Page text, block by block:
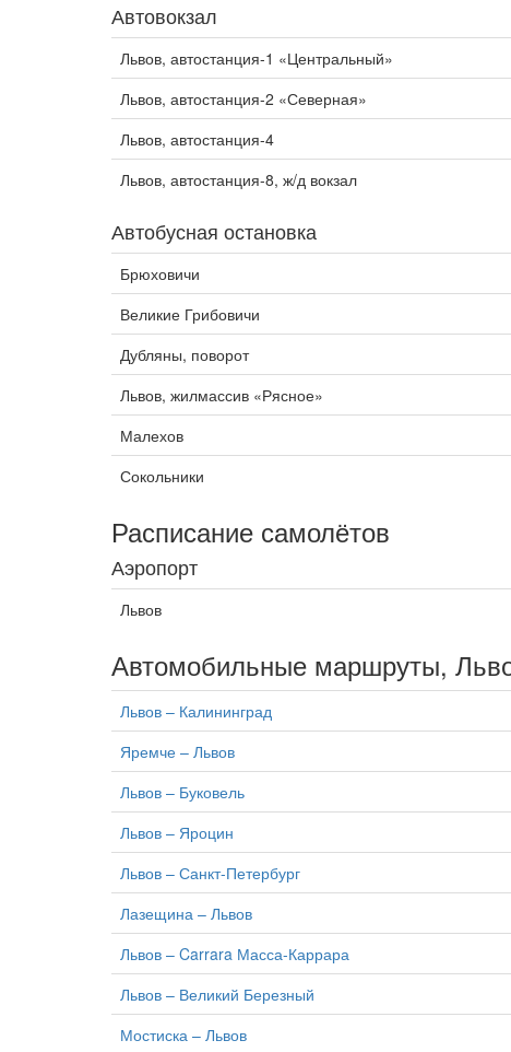
Автовокзал
Львов, автостанция-1 «Центральный»
Львов, автостанция-2 «Северная»
Львов, автостанция-4
Львов, автостанция-8, ж/д вокзал
Автобусная остановка
Брюховичи
Великие Грибовичи
Дубляны, поворот
Львов, жилмассив «Рясное»
Малехов
Сокольники
Расписание самолётов
Аэропорт
Львов
Автомобильные маршруты,
Львов – Калининград
Яремче – Львов
Львов – Буковель
Львов – Яроцин
Львов – Санкт-Петербург
Лазещина – Львов
Львов – Carrara Масса-Каррара
Львов – Великий Березный
Мостиска – Львов